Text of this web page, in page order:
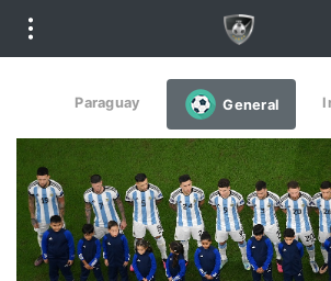
Paraguay General